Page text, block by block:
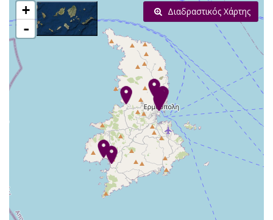
+
-
Διαδραστικός Χάρτης